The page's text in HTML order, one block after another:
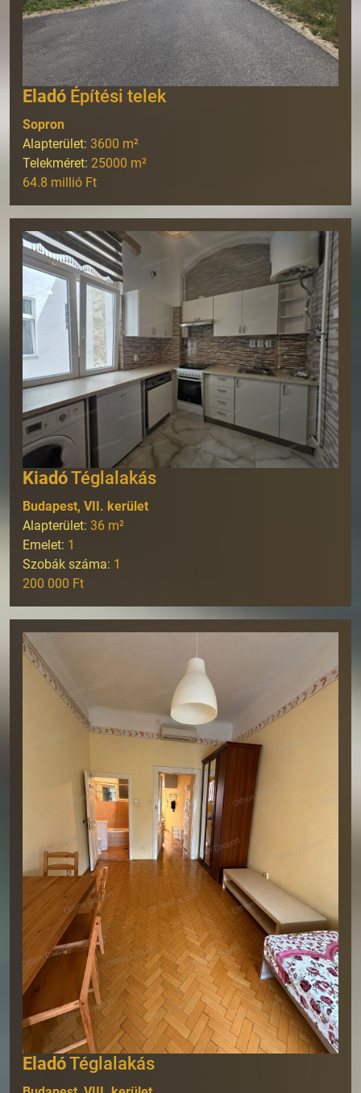
Eladó Építési telek
Sopron
Alapterület: 3600 m²
Telekméret: 25000 m²
64.8 millió Ft
KiadóTéglalakás
Budapest, VII. kerület
Alapterület: 36 m²
Emelet: 1
Szobák száma: 1
200 000 Ft
EladóTéglalakás